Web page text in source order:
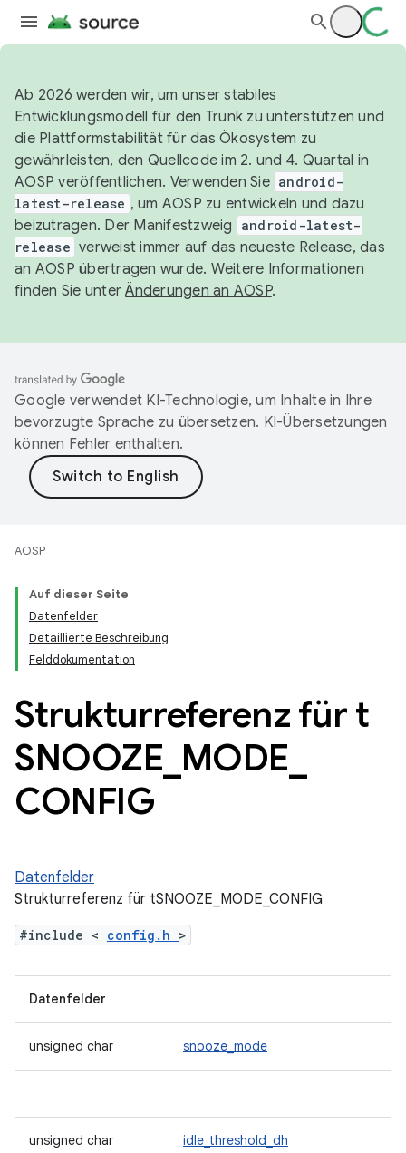
Ab 2026 werden wir, um unser stabiles
Entwicklungsmodell für den Trunk zu unterstützen und
die Plattformstabilität für das Ökosystem zu
gewährleisten, den Quellcode im 2. und 4. Quartal in
AOSP veröffentlichen. Verwenden Sie android-
latest-release , um AOSP zu entwickeln und dazu
beizutragen. Der Manifestzweig
android-latest-
release verweist immer auf das neueste Release, das
an AOSP übertragen wurde. Weitere Informationen
finden Sie unterÄnderungen an AOSP.
Google verwendet KI-Technologie, um Inhalte in Ihre
bevorzugte Sprache zu übersetzen. KI-Übersetzungen
können Fehler enthalten.
AOSP
Auf dieser Seite
Datenfelder
Detaillierte Beschreibung
Felddokumentation
Strukturreferenz für t
SNOOZE MODE
CONFIG
Datenfelder
Strukturreferenz für tSNOOZE_MODE_CONFIG
#include < config.h >
Datenfelder
unsigned char snooze_mode
unsigned char idle_threshold_dh